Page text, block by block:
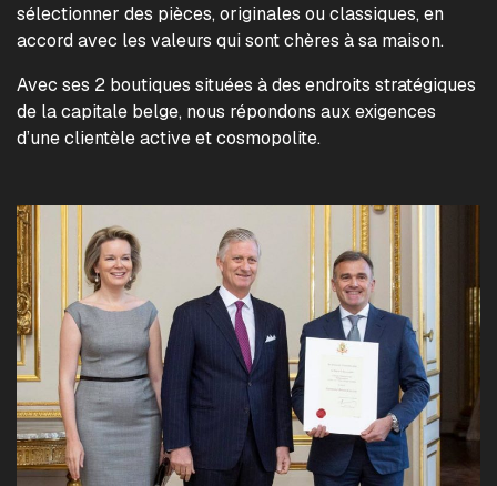
sélectionner des pièces, originales ou classiques, en
accord avec les valeurs qui sont chères à sa maison.
Avec ses 2 boutiques situées à des endroits stratégiques
de la capitale belge, nous répondons aux exigences
d’une clientèle active et cosmopolite.